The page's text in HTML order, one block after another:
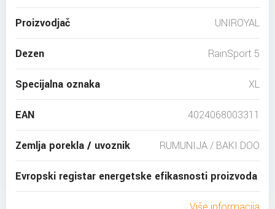
Proizvodjač UNIROYAL
Dezen RainSport 5
Specijalna oznaka XL
EAN 4024068003311
Zemlja porekla / uvoznik RUMUNIJA / BAKI DOO
Evropski registar energetske efikasnosti proizvoda